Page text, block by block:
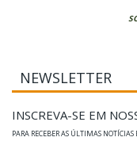
NEWSLETTER
INSCREVA-SE EM
PARA RECEBER AS ÚLTIMAS NOTÍCIAS